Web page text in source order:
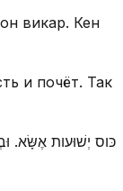
викар. Кен
и почёт. Так
כּוס יְשׁוּעות אֶשָּׂא.